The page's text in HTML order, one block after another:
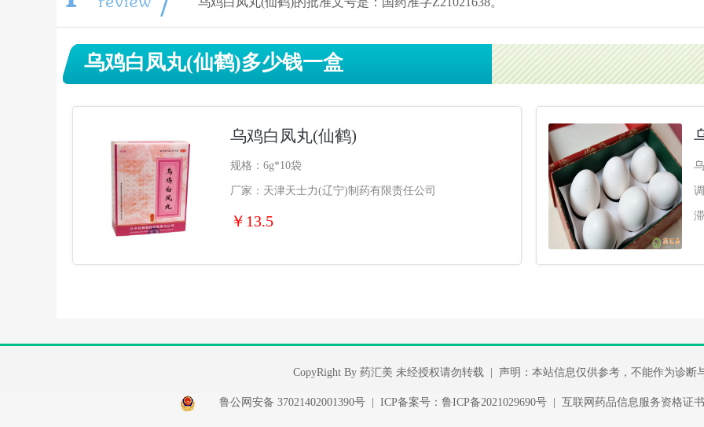
乌鸡白凤丸(仙鹤)多少钱一盒
乌鸡白凤丸(仙鹤)
规格：6g*10袋
厂家：天津天士力(辽宁)制药有限责任公司
￥13.5
CopyRight By 药汇美 未经授权请勿转载 | 声明：本站信息仅供参考，不能作为诊断
鲁公网安备 37021402001390号 | ICP备案号：鲁ICP备2021029690号 | 互联网药品信息服务资格证